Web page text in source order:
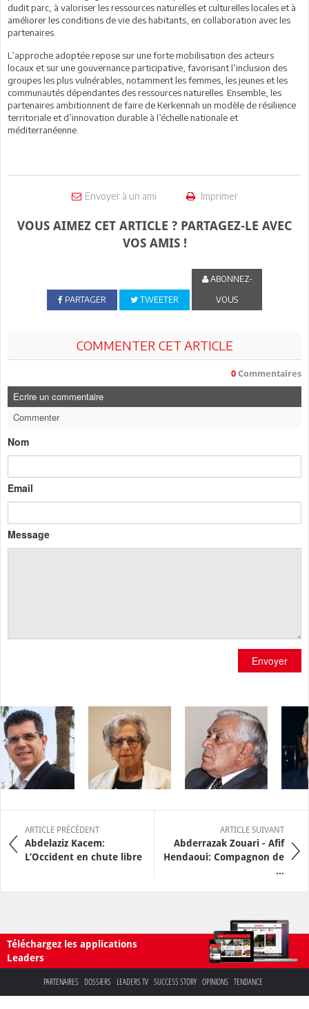
dudit parc, à valoriser les ressources naturelles et culturelles locales et à
améliorer les conditions de vie des habitants, en collaboration avec les
partenaires.
L’approche adoptée repose sur une forte mobilisation des acteurs
locaux et sur une gouvernance participative, favorisant l’inclusion des
groupes les plus vulnérables, notamment les femmes, les jeunes et les
communautés dépendantes des ressources naturelles. Ensemble, les
partenaires ambitionnent de faire de Kerkennah un modèle de résilience
territoriale et d’innovation durable à l’échelle nationale et
méditerranéenne.
Envoyer à un ami Imprimer
VOUS AIMEZ CET ARTICLE ? PARTAGEZ-LE AVEC
VOS AMIS !
PARTAGER TWEETER
ABONNEZ-
VOUS
COMMENTER CET ARTICLE
0 Commentaires
Ecrire un commentaire
Commenter
Nom
Email
Message
Envoyer
ARTICLE PRÉCÉDENT
Abdelaziz Kacem:
L’Occident en chute libre
ARTICLE SUIVANT
Abderrazak Zouari - Afif
Hendaoui: Compagnon de
...
Téléchargez les applications
Leaders
PARTENAIRES DOSSIERS LEADERS TV SUCCESS STORY OPINIONS TENDANCE